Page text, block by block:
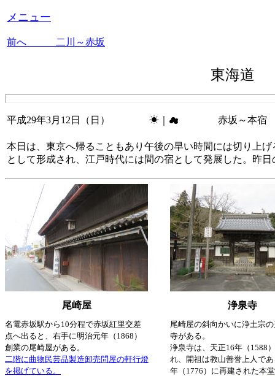
メニュー
前へ 二川～赤坂
東海道
平成29年3月12日（日） ☀｜☁ 赤坂～本宿
本日は、東京へ帰ることもあり午後の早い時間には切り上
として形成され、江戸時代には間の宿として発展した。昨
尾崎屋 浄泉寺
名電赤坂駅から10分程で赤坂紅里交差
点へ出ると、右手に明治元年（1868）
創業の尾崎屋がある。
二階に曲物民芸品製造卸売問屋の軒行燈
を掲げている。
尾崎屋の斜向かいに浄土宗
寺がある。
浄泉寺は、天正16年（1588
れ、開祖は教山善誉上人で
年（1776）に再建された本